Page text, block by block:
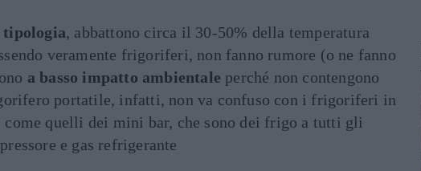
tipologia, abbattono circa il 30-50% della temperatura
veramente frigoriferi, non fanno rumore (o ne fanno
a basso impatto ambientale perché non contengono
portatile, infatti, non va confuso con i frigoriferi in
quelli dei mini bar, che sono dei frigo a tutti gli
e gas refrigerante